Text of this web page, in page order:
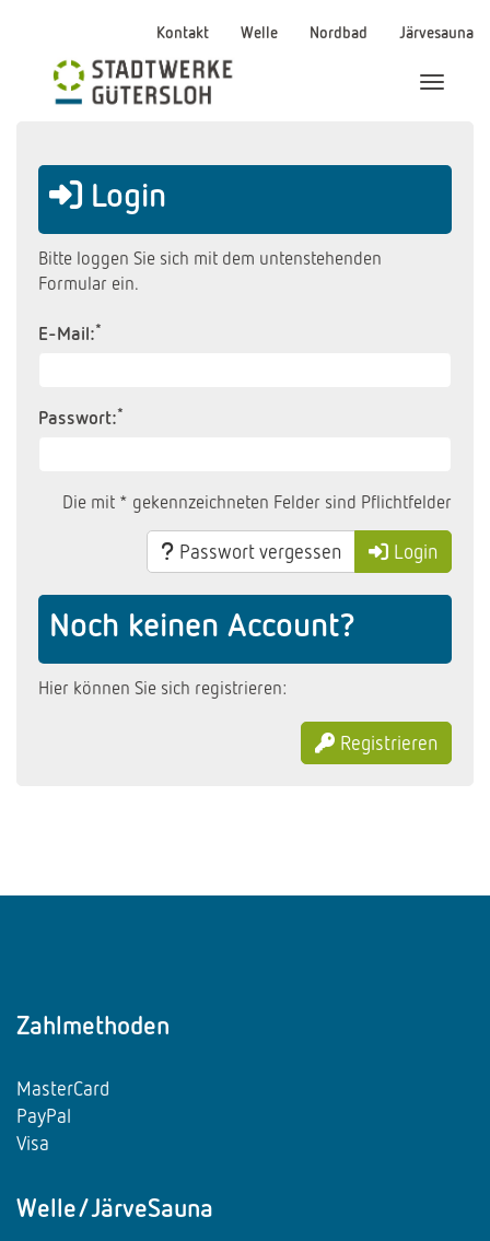
Kontakt Welle Nordbad Järvesauna
Menü
Login
Bitte loggen Sie sich mit dem untenstehenden
Formular ein.
E-Mail:*
Passwort:*
Die mit * gekennzeichneten Felder sind Pflichtfelder
Passwort vergessen Login
Noch keinen Account?
Hier können Sie sich registrieren:
Registrieren
Zahlmethoden
MasterCard
PayPal
Visa
Welle/JärveSauna